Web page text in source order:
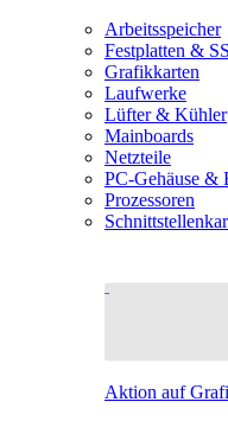
Arbeitsspeicher
Festplatten &
Grafikkarten
Laufwerke
Lüfter & Kühler
Mainboards
Netzteile
PC-Gehäuse &
Prozessoren
Aktion auf